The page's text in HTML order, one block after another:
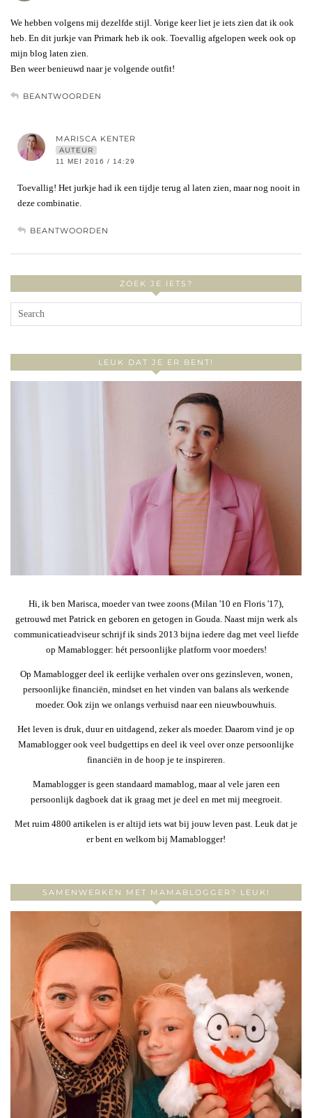
We hebben volgens mij dezelfde stijl. Vorige keer liet je iets zien dat ik ook
heb. En dit jurkje van Primark heb ik ook. Toevallig afgelopen week ook op
mijn blog laten zien.
Ben weer benieuwd naar je volgende outfit!
BEANTWOORDEN
MARISCA KENTER
AUTEUR
11 MEI 2016 / 14:29
Toevallig! Het jurkje had ik een tijdje terug al laten zien, maar nog nooit in
deze combinatie.
BEANTWOORDEN
ZOEK JE IETS?
LEUK DAT JE ER BENT!
Hi, ik ben Marisca, moeder van twee zoons (Milan '10 en Floris '17),
getrouwd met Patrick en geboren en getogen in Gouda. Naast mijn werk als
communicatieadviseur schrijf ik sinds 2013 bijna iedere dag met veel liefde
op Mamablogger: hét persoonlijke platform voor moeders!
Op Mamablogger deel ik eerlijke verhalen over ons gezinsleven, wonen,
persoonlijke financiën, mindset en het vinden van balans als werkende
moeder. Ook zijn we onlangs verhuisd naar een nieuwbouwhuis.
Het leven is druk, duur en uitdagend, zeker als moeder. Daarom vind je op
Mamablogger ook veel budgettips en deel ik veel over onze persoonlijke
financiën in de hoop je te inspireren.
Mamablogger is geen standaard mamablog, maar al vele jaren een
persoonlijk dagboek dat ik graag met je deel en met mij meegroeit.
Met ruim 4800 artikelen is er altijd iets wat bij jouw leven past. Leuk dat je
er bent en welkom bij Mamablogger!
SAMENWERKEN MET MAMABLOGGER? LEUK!